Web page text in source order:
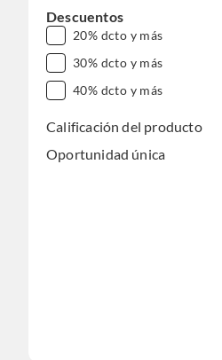
Descuentos
20% dcto y más
30% dcto y más
40% dcto y más
Calificación del producto
Oportunidad única